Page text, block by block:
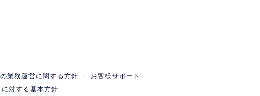
業務運営に関する方針
お客様サポート
対する基本方針